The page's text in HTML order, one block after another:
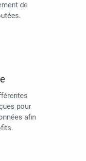
de
pour
afin